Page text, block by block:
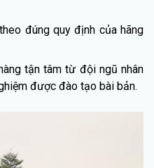
đúng quy định của hãng
tận tâm từ đội ngũ nhân
được đào tạo bài bản.